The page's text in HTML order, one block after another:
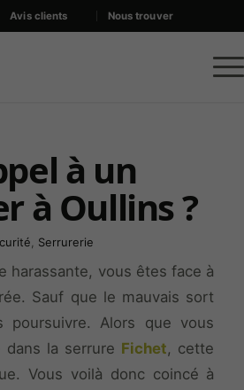
Avis clients Nous trouver
à un
à Oullins ?
Serrurerie
harassante, vous êtes face à
Sauf que le mauvais sort
poursuivre. Alors que vous
la serrure Fichet, cette
Vous voilà donc coincé à